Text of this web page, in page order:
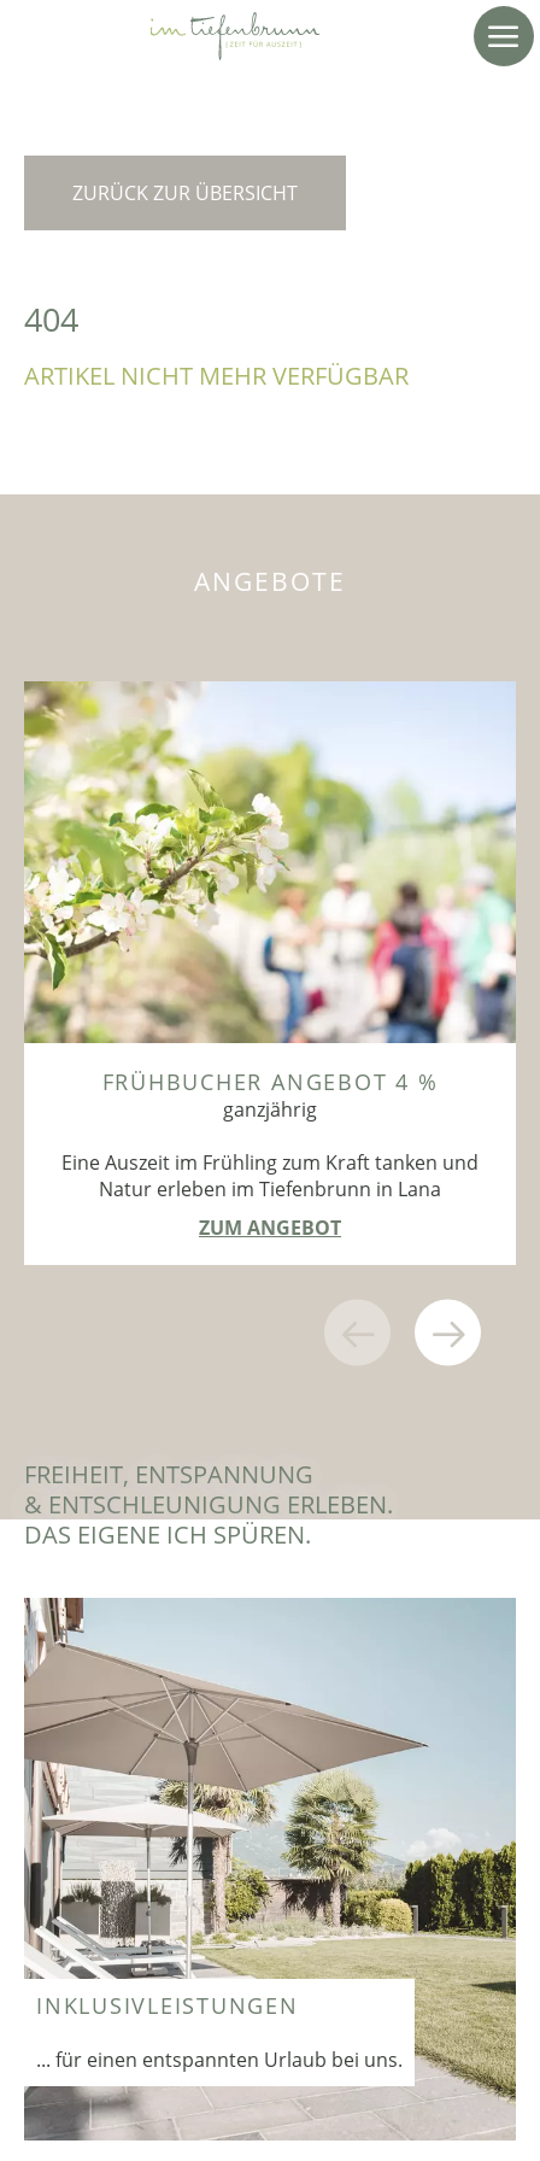
ZURÜCK ZUR ÜBERSICHT
404
ARTIKEL NICHT MEHR VERFÜGBAR
ANGEBOTE
FRÜHBUCHER ANGEBOT 4 %
ganzjährig
Eine Auszeit im Frühling zum Kraft tanken und
Natur erleben im Tiefenbrunn in Lana
ZUM ANGEBOT
FREIHEIT, ENTSPANNUNG
& ENTSCHLEUNIGUNG ERLEBEN.
DAS EIGENE ICH SPÜREN.
INKLUSIVLEISTUNGEN
... für einen entspannten Urlaub bei uns.